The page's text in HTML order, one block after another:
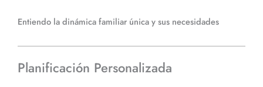
Entiendo la dinámica familiar única y sus necesidades
Planificación Personalizada